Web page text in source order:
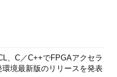
、C／C++でFPGAアクセラ
境最新版のリリースを発表